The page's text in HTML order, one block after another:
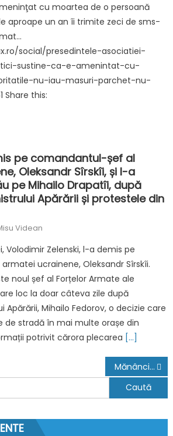
cu moartea de o persoană
aproape un an îi trimite zeci de sms-
social/presedintele-asociatiei-
sustine-ca-e-amenintat-cu-
nu-iau-masuri-parchet-nu-
Share this:
pe comandantul-șef al
Oleksandr Sîrskîi, și l-a
pe Mihailo Drapatîi, după
Apărării și protestele din
Videan
Volodimir Zelenski, l-a demis pe
ucrainene, Oleksandr Sîrskîi.
noul șef al Forțelor Armate ale
loc la doar câteva zile după
Mihailo Fedorov, o decizie care
de stradă în mai multe orașe din
potrivit cărora plecarea […]
Mănânci sănătos dar nu slăbești? Un nou studiu dezvăluie la ce alimente trebuie să renunți